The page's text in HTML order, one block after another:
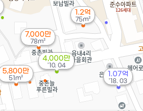
5,800만
51m²
7,000만
78m²
1.2억
75m²
1.07억
'18. 03
4,000만
'10. 04